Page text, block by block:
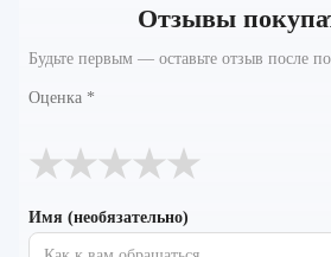
Отзывы
Будьте первым — оставьте отзыв после
Оценка *
★
★
★
★
★
Имя (необязательно)